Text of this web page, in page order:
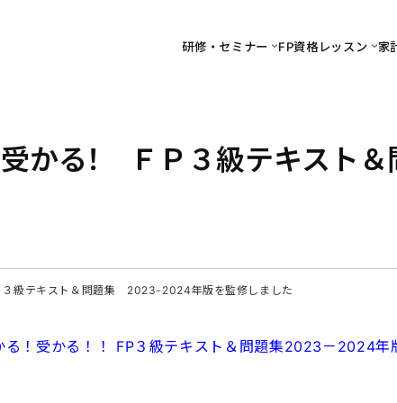
研修・セミナー FP資格レッスン 家
かる！ ＦＰ３級テキス
級テキスト＆問題集 2023-2024年版を監修しました
る！受かる！！ FP３級テキスト＆問題集2023－2024年